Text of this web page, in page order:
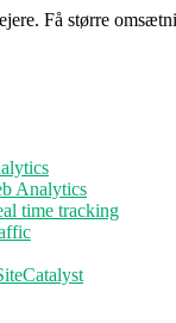
Få større
Analytics
time tracking